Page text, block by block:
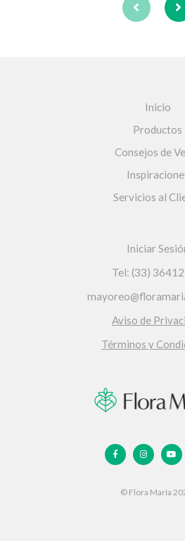
Inicio
Productos
Consejos de
Servicios al
© Flora María
Iniciar
Tel: (33)
Aviso de
Términos y